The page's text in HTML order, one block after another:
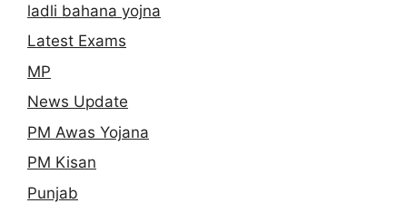
ladli bahana yojna
Latest Exams
MP
News Update
PM Awas Yojana
PM Kisan
Punjab